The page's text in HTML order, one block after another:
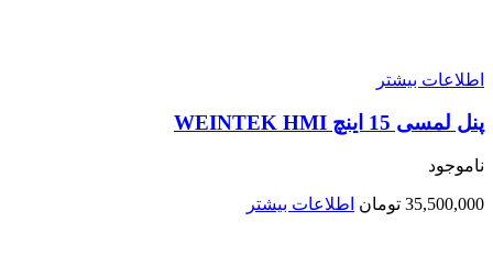
اطلاعات بیشتر
پنل لمسی 15 اینچ WEINTEK HMI
ناموجود
35,500,000 تومان اطلاعات بیشتر